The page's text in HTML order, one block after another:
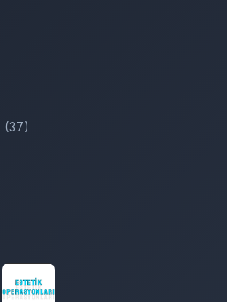
(37)